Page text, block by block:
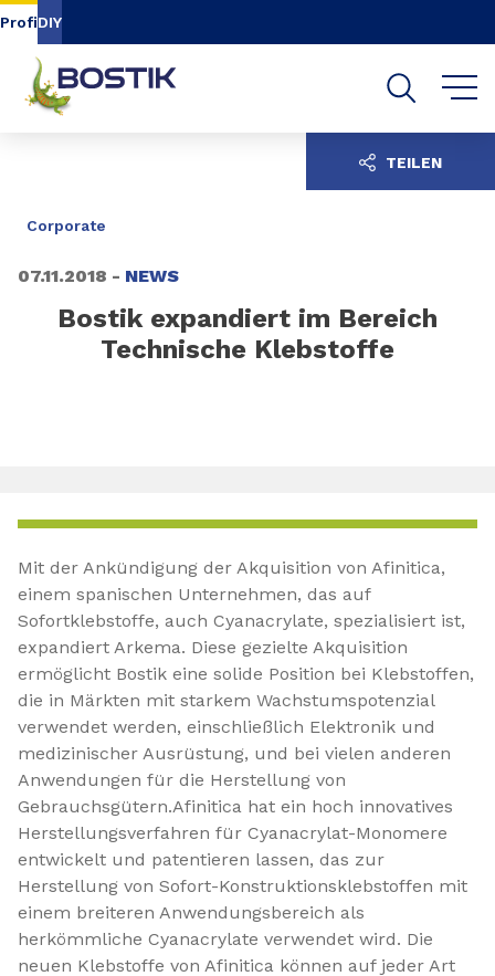
Inhalt
ProfiDIY
Corporate
07.11.2018 - NEWS
Bostik expandiert im Bereich
Technische Klebstoffe
TEILEN
Mit der Ankündigung der Akquisition von Afinitica,
einem spanischen Unternehmen, das auf
Sofortklebstoffe, auch Cyanacrylate, spezialisiert ist,
expandiert Arkema. Diese gezielte Akquisition
ermöglicht Bostik eine solide Position bei Klebstoffen,
die in Märkten mit starkem Wachstumspotenzial
verwendet werden, einschließlich Elektronik und
medizinischer Ausrüstung, und bei vielen anderen
Anwendungen für die Herstellung von
Gebrauchsgütern.Afinitica hat ein hoch innovatives
Herstellungsverfahren für Cyanacrylat-Monomere
entwickelt und patentieren lassen, das zur
Herstellung von Sofort-Konstruktionsklebstoffen mit
einem breiteren Anwendungsbereich als
herkömmliche Cyanacrylate verwendet wird. Die
neuen Klebstoffe von Afinitica können auf jeder Art